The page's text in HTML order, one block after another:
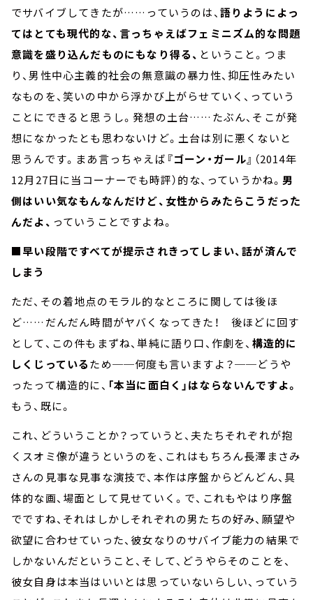
でサバイブしてきたが……っていうのは、語りようによっ
てはとても現代的な、言っちゃえばフェミニズム的な問題
意識を盛り込んだものにもなり得る、 ということ。つま
り、男性中心主義的社会の無意識の暴力性、抑圧性みたい
なものを、笑いの中から浮かび上がらせていく、っていう
ことにできると思うし。発想の土台……たぶん、そこが発
想になかったとも思わないけど。土台は別に悪くないと
思うんです。まあ言っちゃえば 『ゴーン・ガール』 （2014年
12月27日に当コーナーでも時評）的な、っていうかね。男
側はいい気なもんなんだけど、女性からみたらこうだった
んだよ、 っていうことですよね。
■早い段階ですべてが提示されきってしまい、話が済んで
しまう
ただ、その着地点のモラル的なところに関しては後ほ
ど……だんだん時間がヤバくなってきた！ 後ほどに回す
として、この件もまずね、単純に語り口、作劇を、 構造的に
しくじっているため──何度も言いますよ？──どうや
ったって構造的に、 「本当に面白く」はならないんですよ。
もう、既に。
これ、どういうことか？っていうと、夫たちそれぞれが抱
くスオミ像が違うというのを、これはもちろん長澤まさみ
さんの見事な見事な演技で、本作は序盤からどんどん、具
体的な画、場面として見せていく。で、これもやはり序盤
でですね、それはしかしそれぞれの男たちの好み、願望や
欲望に合わせていった、彼女なりのサバイブ能力の結果で
しかないんだということ、そして、どうやらそのことを、
彼女自身は本当はいいとは思っていないらしい、っていう